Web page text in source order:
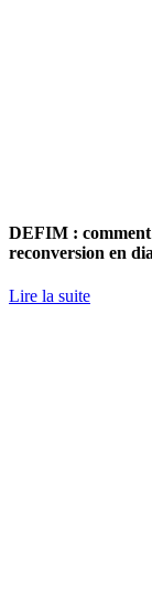
DEFIM : comment
reconversion en
Lire la suite